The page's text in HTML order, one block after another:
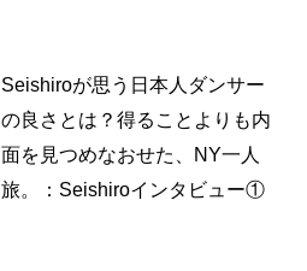
Seishiroが思う日本人ダンサー
の良さとは？得ることよりも内
面を見つめなおせた、NY一人
旅。：Seishiroインタビュー①